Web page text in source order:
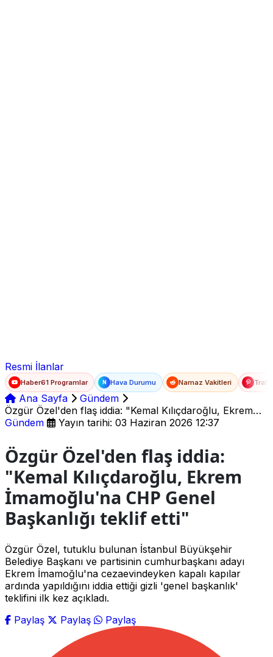
Resmi İlanlar
Haber61 Programlar N Hava Durumu Namaz Vakitleri
Ana Sayfa
Gündem
Özgür Özel'den flaş iddia: "Kemal Kılıçdaroğlu, Ekrem
İmamoğlu'na CHP Genel Başkanlığı teklif etti"
Gündem Yayın tarihi: 03 Haziran 2026 12:37
Özgür Özel'den flaş iddia:
"Kemal Kılıçdaroğlu, Ekrem
İmamoğlu'na CHP Genel
Başkanlığı teklif etti"
Özgür Özel, tutuklu bulunan İstanbul Büyükşehir
Belediye Başkanı ve partisinin cumhurbaşkanı adayı
Ekrem İmamoğlu'na cezaevindeyken kapalı kapılar
ardında yapıldığını iddia ettiği gizli 'genel başkanlık'
teklifini ilk kez açıkladı.
Paylaş
Paylaş Paylaş